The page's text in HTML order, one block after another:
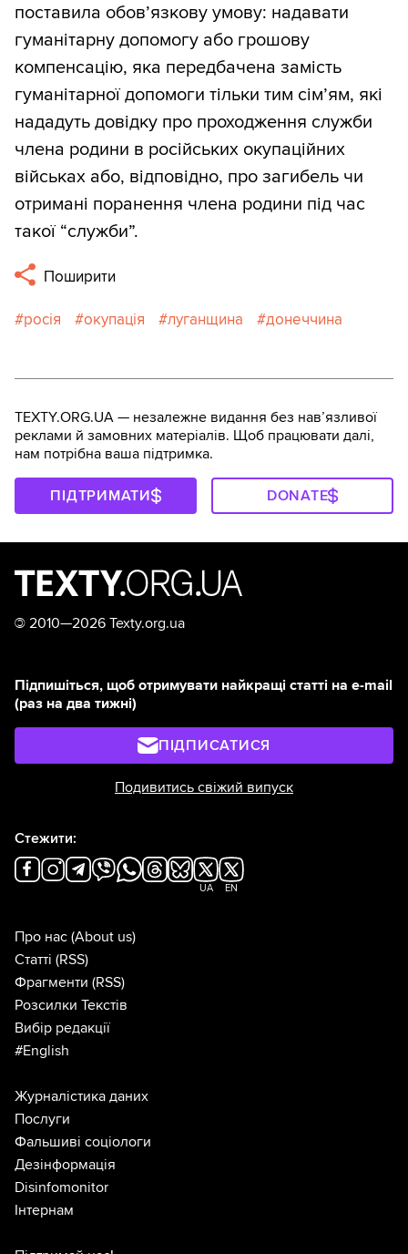
поставила обов’язкову умову: надавати
гуманітарну допомогу або грошову
компенсацію, яка передбачена замість
гуманітарної допомоги тільки тим сім’ям, які
нададуть довідку про проходження служби
члена родини в російських окупаційних
військах або, відповідно, про загибель чи
отримані поранення члена родини під час
такої “служби”.
Поширити
росія окупація луганщина донеччина
TEXTY.ORG.UA — незалежне видання без навʼязливої
реклами й замовних матеріалів. Щоб працювати далі,
нам потрібна ваша підтримка.
ПІДТРИМАТИ DONATE
© 2010—2026 Texty.org.ua
Підпишіться, щоб отримувати найкращі статті на e-mail
(раз на два тижні)
ПІДПИСАТИСЯ
Подивитись свіжий випуск
Стежити:
UA EN
Про нас (About us)
Статті (RSS)
Фрагменти (RSS)
Розсилки Текстів
Вибір редакції
#English
Журналістика даних
Послуги
Фальшиві соціологи
Дезінформація
Disinfomonitor
Інтернам